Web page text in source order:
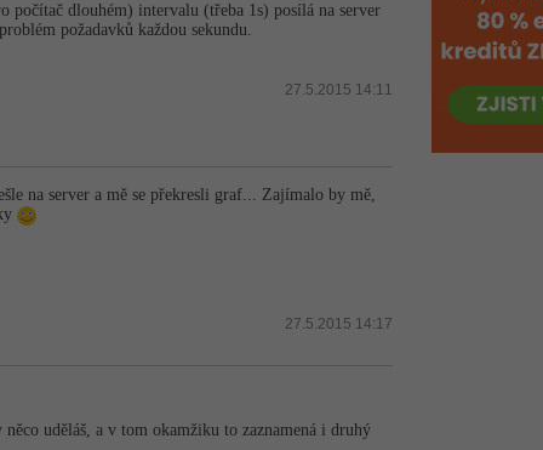
počítač dlouhém) intervalu (třeba 1s) posílá na server
požadavků každou sekundu.
27.5.2015 14:11
na server a mě se překresli graf... Zajímalo by mě,
27.5.2015 14:17
uděláš, a v tom okamžiku to zaznamená i druhý